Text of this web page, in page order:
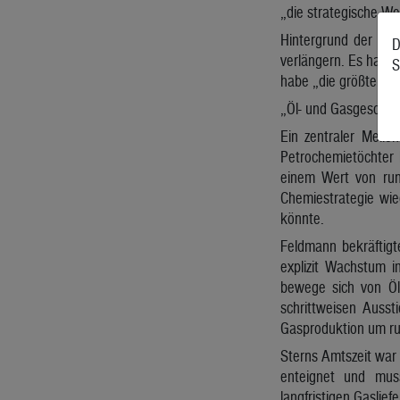
„die strategische
Hintergrund der
verlängern. Es
habe „die größte
„Öl- und
Ein zentraler
einem Wert von
Chemiestrategie
könnte.
Feldmann
explizit Wachstum
bewege sich von
schrittweisen
Gasproduktion um
Sterns Amtszeit
enteignet und